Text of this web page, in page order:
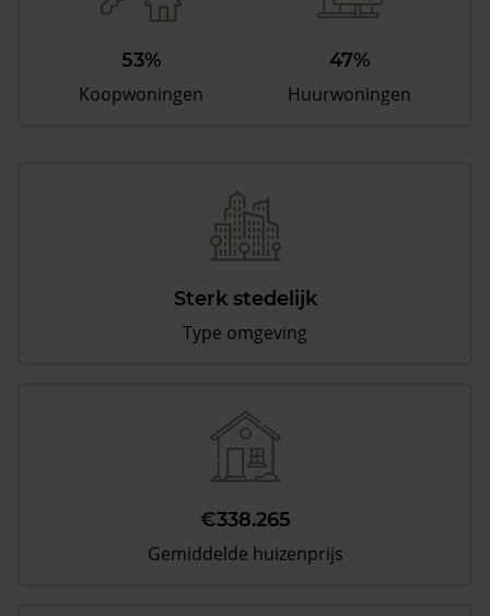
53%
Koopwoningen
47%
Huurwoningen
Sterk stedelijk
Type omgeving
€338.265
Gemiddelde huizenprijs